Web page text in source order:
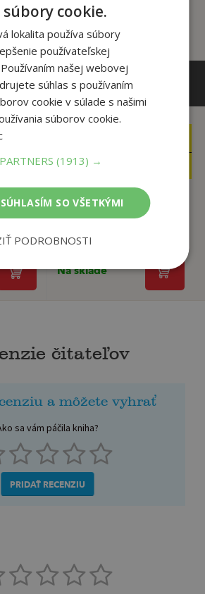
Trojská válka
Na sklade
čitateľov
a môžete vyhrať
sa vám páčila kniha?
PRIDAŤ RECENZIU
cookie.
lokalita používa súbory
používateľskej
našej webovej
súhlas s používaním
cookie v súlade s našimi
súborov cookie.
(1913) →
SÚHLASÍM SO VŠETKÝMI
PODROBNOSTI